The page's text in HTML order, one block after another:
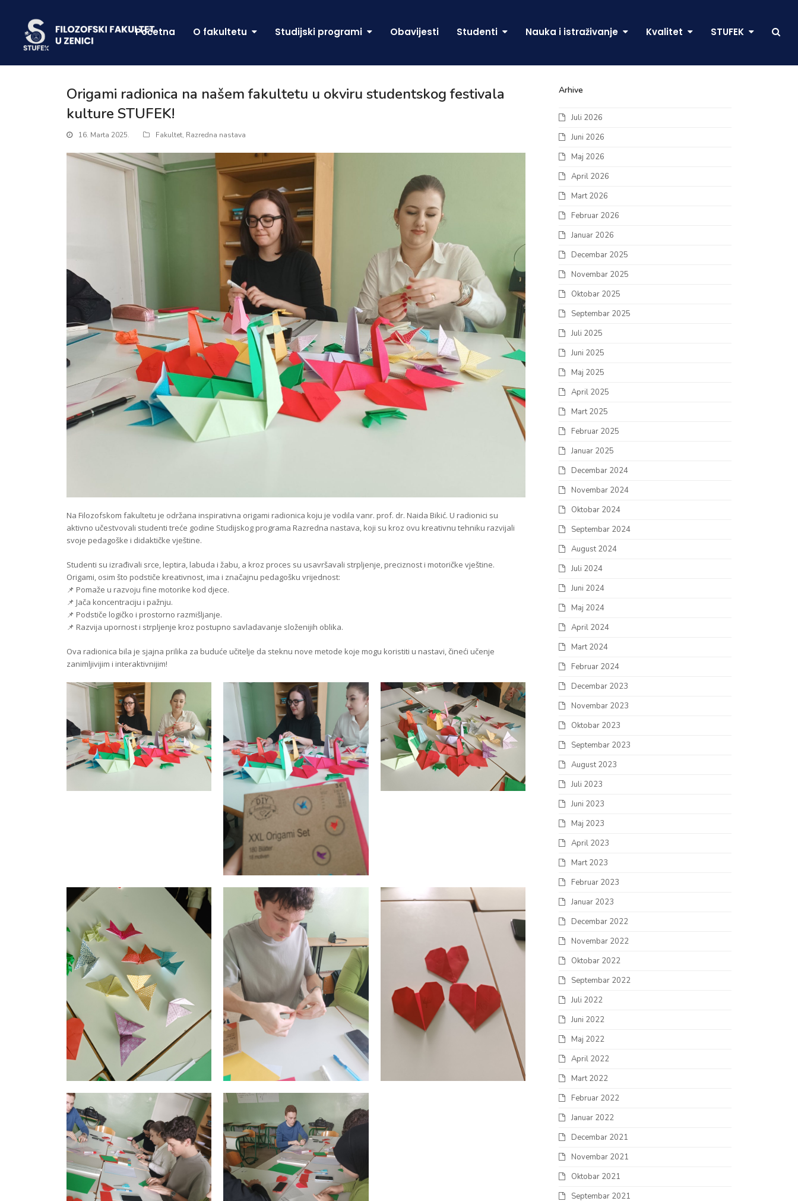
Početna O fakultetu Studijski programi Obavijesti Studenti Nauka i istraživanje Kvalitet STUFEK
Origami radionica na našem fakultetu u okviru studentskog festivala
kulture STUFEK!
16. Marta 2025. Fakultet, Razredna nastava
Na Filozofskom fakultetu je održana inspirativna origami radionica koju je vodila vanr. prof. dr. Naida Bikić. U radionici su
aktivno učestvovali studenti treće godine Studijskog programa Razredna nastava, koji su kroz ovu kreativnu tehniku razvijali
svoje pedagoške i didaktičke vještine.
Studenti su izrađivali srce, leptira, labuda i žabu, a kroz proces su usavršavali strpljenje, preciznost i motoričke vještine.
Origami, osim što podstiče kreativnost, ima i značajnu pedagošku vrijednost:
📌 Pomaže u razvoju fine motorike kod djece.
📌 Jača koncentraciju i pažnju.
📌 Podstiče logičko i prostorno razmišljanje.
📌 Razvija upornost i strpljenje kroz postupno savladavanje složenijih oblika.
Ova radionica bila je sjajna prilika za buduće učitelje da steknu nove metode koje mogu koristiti u nastavi, čineći učenje
zanimljivijim i interaktivnijim!
Arhive
Juli 2026
Juni 2026
Maj 2026
April 2026
Mart 2026
Februar 2026
Januar 2026
Decembar 2025
Novembar 2025
Oktobar 2025
Septembar 2025
Juli 2025
Juni 2025
Maj 2025
April 2025
Mart 2025
Februar 2025
Januar 2025
Decembar 2024
Novembar 2024
Oktobar 2024
Septembar 2024
August 2024
Juli 2024
Juni 2024
Maj 2024
April 2024
Mart 2024
Februar 2024
Decembar 2023
Novembar 2023
Oktobar 2023
Septembar 2023
August 2023
Juli 2023
Juni 2023
Maj 2023
April 2023
Mart 2023
Februar 2023
Januar 2023
Decembar 2022
Novembar 2022
Oktobar 2022
Septembar 2022
Juli 2022
Juni 2022
Maj 2022
April 2022
Mart 2022
Februar 2022
Januar 2022
Decembar 2021
Novembar 2021
Oktobar 2021
Septembar 2021